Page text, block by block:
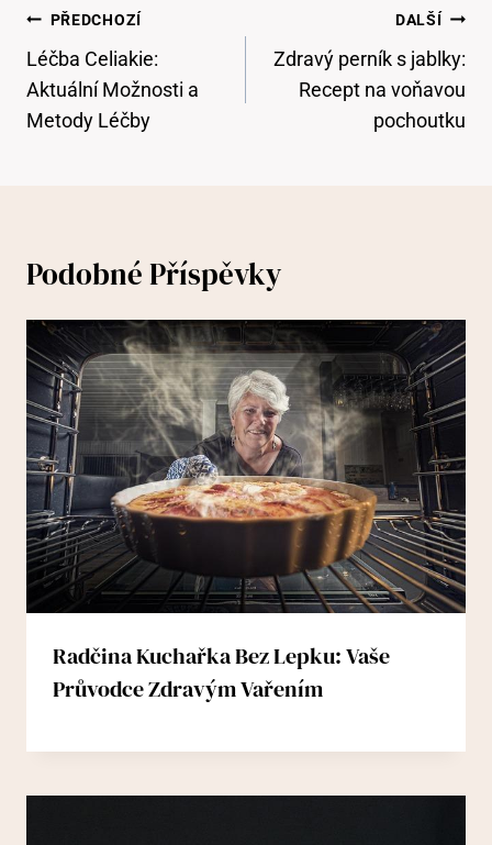
Navigace
Pro
Příspěvek
PŘEDCHOZÍ
Léčba Celiakie:
Aktuální Možnosti a
Metody Léčby
DALŠÍ
Zdravý perník s jablky:
Recept na voňavou
pochoutku
Podobné Příspěvky
Radčina Kuchařka Bez Lepku: Vaše
Průvodce Zdravým Vařením